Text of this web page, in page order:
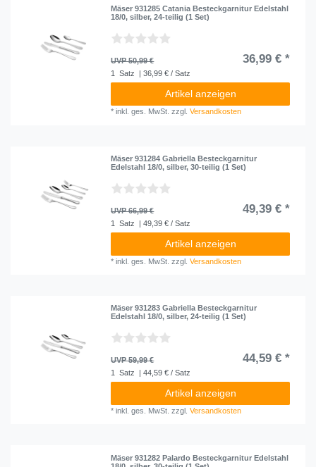
Mäser 931285 Catania Besteckgarnitur Edelstahl
18/0, silber, 24-teilig (1 Set)
UVP 50,99 € 36,99 € *
1 Satz | 36,99 € / Satz
Artikel anzeigen
*inkl. ges. MwSt. zzgl.Versandkosten
Mäser 931284 Gabriella Besteckgarnitur
Edelstahl 18/0, silber, 30-teilig (1 Set)
UVP 66,99 € 49,39 € *
1 Satz | 49,39 € / Satz
Artikel anzeigen
*inkl. ges. MwSt. zzgl.Versandkosten
Mäser 931283 Gabriella Besteckgarnitur
Edelstahl 18/0, silber, 24-teilig (1 Set)
UVP 59,99 € 44,59 € *
1 Satz | 44,59 € / Satz
Artikel anzeigen
*inkl. ges. MwSt. zzgl.Versandkosten
Mäser 931282 Palardo Besteckgarnitur Edelstahl